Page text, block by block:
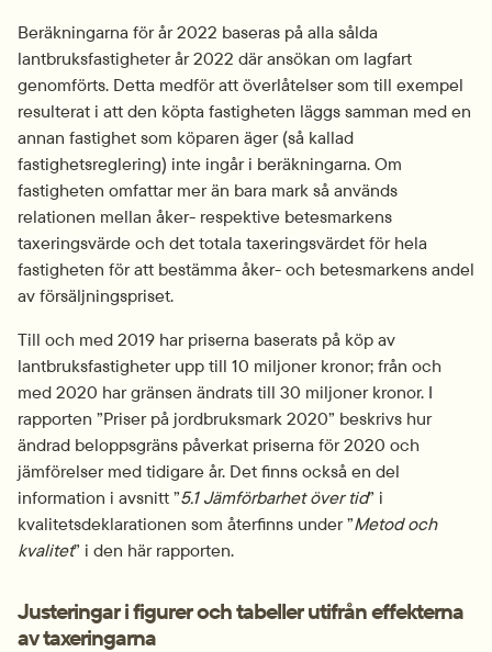
Beräkningarna för år 2022 baseras på alla sålda
lantbruksfastigheter år 2022 där ansökan om lagfart
genomförts. Detta medför att överlåtelser som till exempel
resulterat i att den köpta fastigheten läggs samman med en
annan fastighet som köparen äger (så kallad
fastighetsreglering) inte ingår i beräkningarna. Om
fastigheten omfattar mer än bara mark så används
relationen mellan åker- respektive betesmarkens
taxeringsvärde och det totala taxeringsvärdet för hela
fastigheten för att bestämma åker- och betesmarkens andel
av försäljningspriset.
Till och med 2019 har priserna baserats på köp av
lantbruksfastigheter upp till 10 miljoner kronor; från och
med 2020 har gränsen ändrats till 30 miljoner kronor. I
rapporten ”Priser på jordbruksmark 2020” beskrivs hur
ändrad beloppsgräns påverkat priserna för 2020 och
jämförelser med tidigare år. Det finns också en del
information i avsnitt ”5.1 Jämförbarhet över tid” i
kvalitetsdeklarationen som återfinns under ”Metod och
kvalitet” i den här rapporten.
Justeringar i figurer och tabeller utifrån effekterna
av taxeringarna